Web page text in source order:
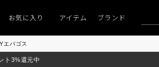
ポイント9％「マンスリーポイントキャンペーン」
お気に入り アイテム ブランド
バゴス
ト3%還元中